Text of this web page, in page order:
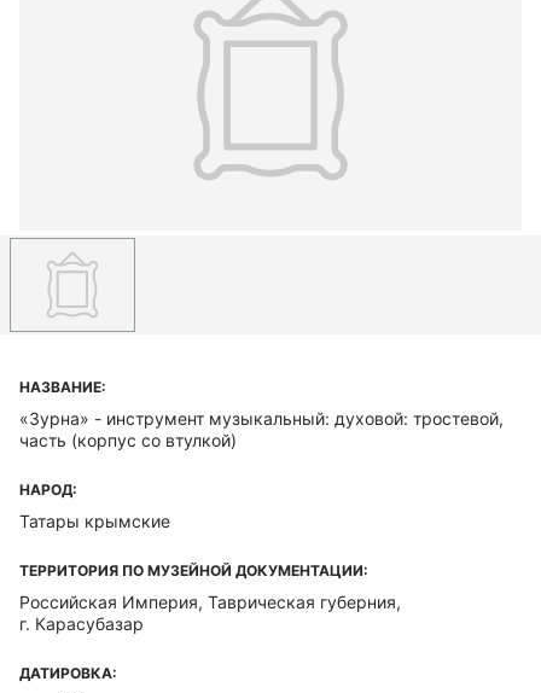
НАЗВАНИЕ:
«Зурна» - инструмент музыкальный: духовой: тростевой,
часть (корпус со втулкой)
НАРОД:
Татары крымские
ТЕРРИТОРИЯ ПО МУЗЕЙНОЙ ДОКУМЕНТАЦИИ:
Российская Империя, Таврическая губерния,
г. Карасубазар
ДАТИРОВКА: